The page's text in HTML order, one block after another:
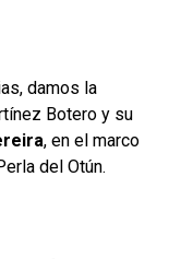
damos la
Botero y su
, en el marco
del Otún.